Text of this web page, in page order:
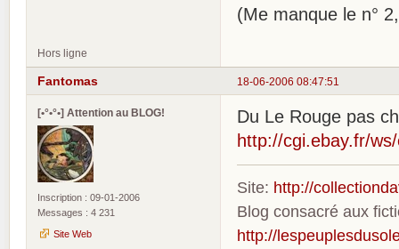
(Me manque le n°
Hors ligne
18-06-2006 08:47:51
Fantomas
[•°•°•] Attention au BLOG!
Inscription : 09-01-2006
Messages : 4 231
Site Web
Du Le Rouge pas
http://cgi.ebay.fr/
Site: http://
Blog consacré aux
http://